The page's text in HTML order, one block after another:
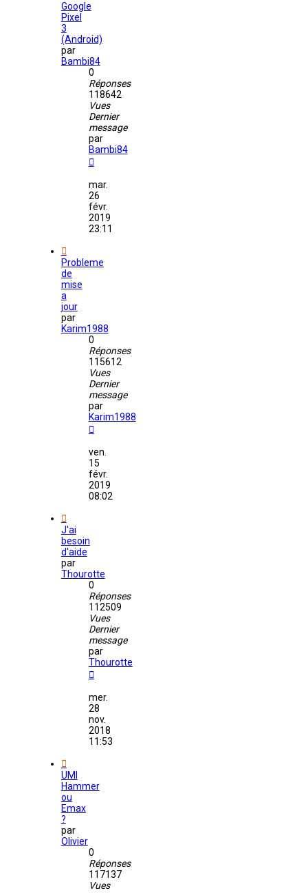
Google
Pixel
3
(Android)
par
Bambi84
0
Réponses
118642
Vues
Dernier
message
par
Bambi84
mar.
26
févr.
2019
23:11
Probleme
de
mise
a
jour
par
Karim1988
0
Réponses
115612
Vues
Dernier
message
par
Karim1988
ven.
15
févr.
2019
08:02
J'ai
besoin
d'aide
par
Thourotte
0
Réponses
112509
Vues
Dernier
message
par
Thourotte
mer.
28
nov.
2018
11:53
UMI
Hammer
ou
Emax
?
par
Olivier
0
Réponses
117137
Vues